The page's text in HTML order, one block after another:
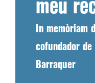
meu
In memòriam
cofundador
Barraquer